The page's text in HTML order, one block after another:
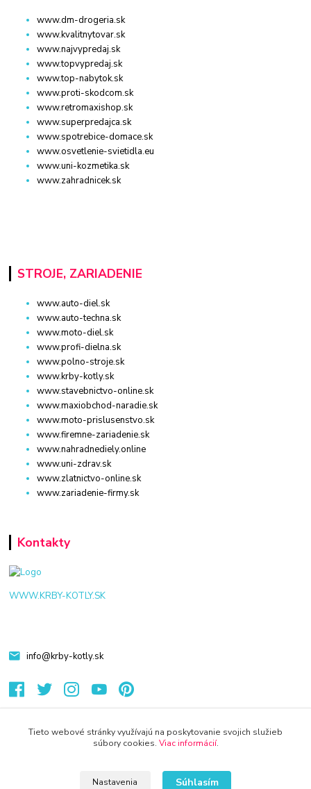
www.dm-drogeria.sk
www.kvalitnytovar.sk
www.najvypredaj.sk
www.topvypredaj.sk
www.top-nabytok.sk
www.proti-skodcom.sk
www.retromaxishop.sk
www.superpredajca.sk
www.spotrebice-domace.sk
www.osvetlenie-svietidla.eu
www.uni-kozmetika.sk
www.zahradnicek.sk
STROJE, ZARIADENIE
www.auto-diel.sk
www.auto-techna.sk
www.moto-diel.sk
www.profi-dielna.sk
www.polno-stroje.sk
www.krby-kotly.sk
www.stavebnictvo-online.sk
www.maxiobchod-naradie.sk
www.moto-prislusenstvo.sk
www.firemne-zariadenie.sk
www.nahradnediely.online
www.uni-zdrav.sk
www.zlatnictvo-online.sk
www.zariadenie-firmy.sk
Kontakty
WWW.KRBY-KOTLY.SK
info@krby-kotly.sk
Eshop-rychlo.sk
Tieto webové stránky využívajú na poskytovanie svojich služieb
súbory cookies. Viac informácií.
Nastavenia Súhlasím